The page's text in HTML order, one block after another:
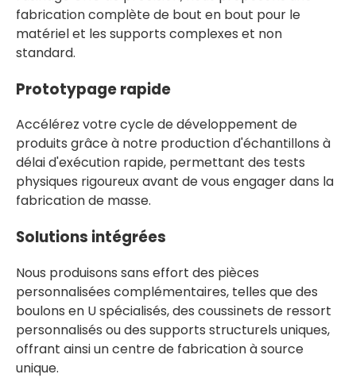
fabrication complète de bout en bout pour le
matériel et les supports complexes et non
standard.
Prototypage rapide
Accélérez votre cycle de développement de
produits grâce à notre production d'échantillons à
délai d'exécution rapide, permettant des tests
physiques rigoureux avant de vous engager dans la
fabrication de masse.
Solutions intégrées
Nous produisons sans effort des pièces
personnalisées complémentaires, telles que des
boulons en U spécialisés, des coussinets de ressort
personnalisés ou des supports structurels uniques,
offrant ainsi un centre de fabrication à source
unique.